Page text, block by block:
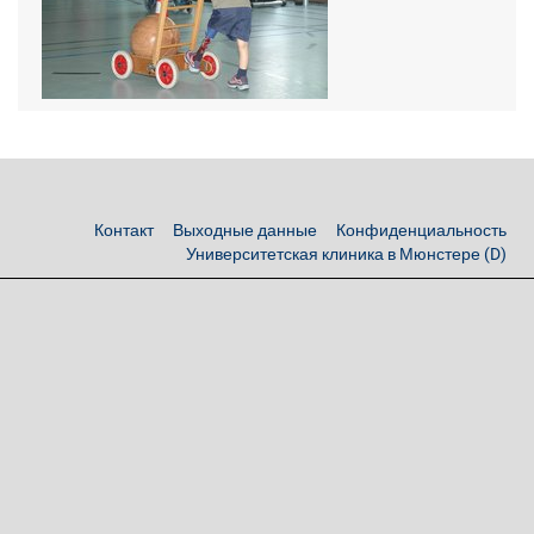
Контакт Выходные данные
Конфиденциальность
Университетская клиника в Мюнстере (D)